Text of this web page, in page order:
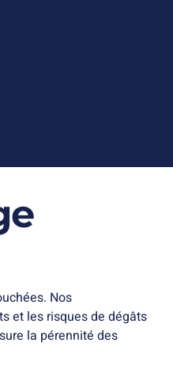
Nos
et les risques de dégâts
la pérennité des